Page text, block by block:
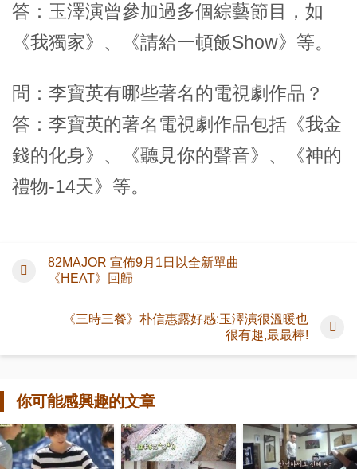
答：玉澤演曾參加過多個綜藝節目，如
《我獨家》、《請給一頓飯Show》等。
問：李寶英有哪些著名的電視劇作品？
答：李寶英的著名電視劇作品包括《我金
錢的化身》、《聽見你的聲音》、《神的
禮物-14天》等。
82MAJOR 宣佈9月1日以全新單曲
《HEAT》回歸
《三時三餐》朴信惠露好感:玉澤演很溫暖也
很有趣,最最棒!
你可能感興趣的文章